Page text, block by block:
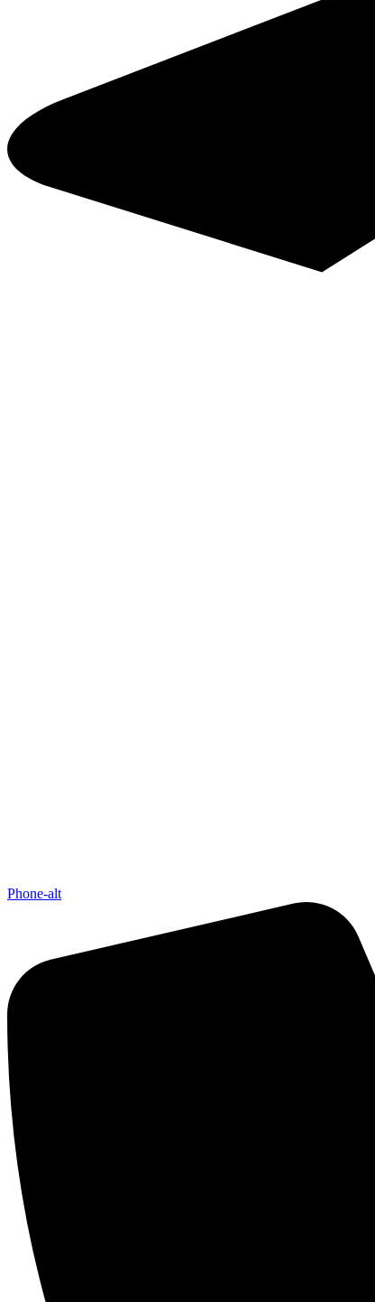
Phone-alt